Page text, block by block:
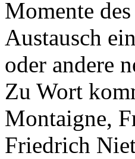
Momente
Austausch
oder andere
Zu Wort
Montaigne,
Friedrich